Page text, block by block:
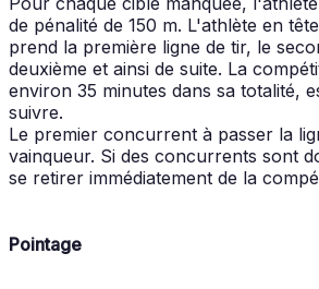
de pénalité de 150 m. L'athlète en
prend la première ligne de tir, le
deuxième et ainsi de suite. La
environ 35 minutes dans sa totalité,
suivre.
Le premier concurrent à passer la
vainqueur. Si des concurrents sont
se retirer immédiatement de la
Pointage